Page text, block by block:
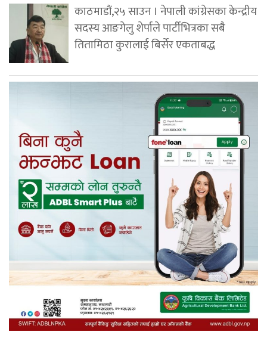
काठमाडौं,२५ साउन । नेपाली कांग्रेसका केन्द्रीय
सदस्य आङगेलु शेर्पाले पार्टीभित्रका सबै
तितामिठा कुरालाई बिर्सेर एकताबद्ध